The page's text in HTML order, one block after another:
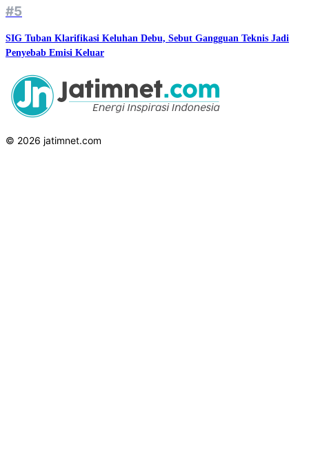
#5
SIG Tuban Klarifikasi Keluhan Debu, Sebut Gangguan Teknis Jadi
Penyebab Emisi Keluar
© 2026 jatimnet.com